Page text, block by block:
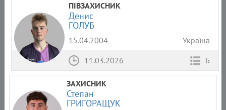
ПІВЗАХИСНИК
Денис
ГОЛУБ
15.04.2004
Україна
11.03.2026
Б
ЗАХИСНИК
Степан
ГРИГОРАЩУК